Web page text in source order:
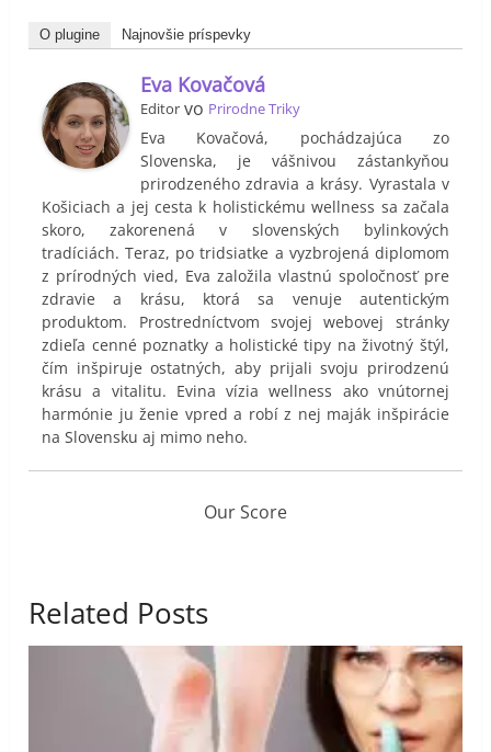
O plugine Najnovšie príspevky
Eva Kovačová
Editor vo Prirodne Triky
Eva Kovačová, pochádzajúca zo
Slovenska, je vášnivou zástankyňou
prirodzeného zdravia a krásy. Vyrastala v
Košiciach a jej cesta k holistickému wellness sa začala
skoro, zakorenená v slovenských bylinkových
tradíciách. Teraz, po tridsiatke a vyzbrojená diplomom
z prírodných vied, Eva založila vlastnú spoločnosť pre
zdravie a krásu, ktorá sa venuje autentickým
produktom. Prostredníctvom svojej webovej stránky
zdieľa cenné poznatky a holistické tipy na životný štýl,
čím inšpiruje ostatných, aby prijali svoju prirodzenú
krásu a vitalitu. Evina vízia wellness ako vnútornej
harmónie ju ženie vpred a robí z nej maják inšpirácie
na Slovensku aj mimo neho.
Our Score
Related Posts